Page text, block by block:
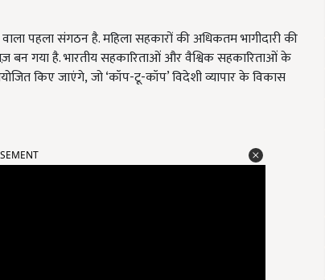
पहला संगठन है. महिला सहकारों की अधिकतम भागीदारी की
बन गया है. भारतीय सहकारिताओं और वैश्विक सहकारिताओं के
किए जाएंगे, जो ‘कॉप-टू-कॉप’ विदेशी व्यापार के विकास